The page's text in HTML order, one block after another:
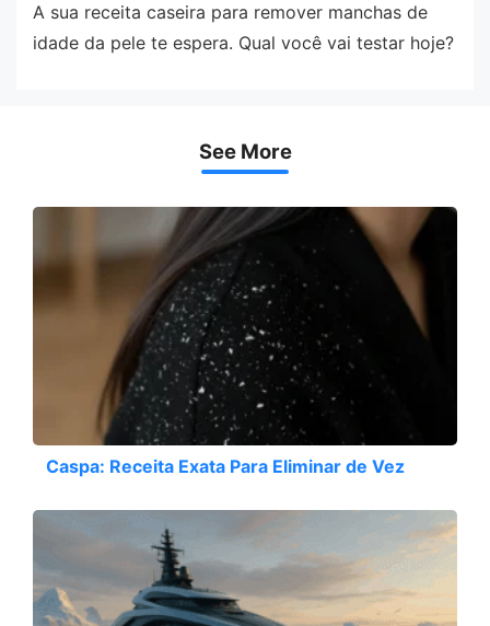
A sua receita caseira para remover manchas de
idade da pele te espera. Qual você vai testar hoje?
See More
Caspa: Receita Exata Para Eliminar de Vez